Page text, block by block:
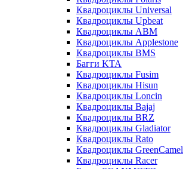
Квадроциклы Universal
Квадроциклы Upbeat
Квадроциклы ABM
Квадроциклы Applestone
Квадроциклы BMS
Багги KTA
Квадроциклы Fusim
Квадроциклы Hisun
Квадроциклы Loncin
Квадроциклы Bajaj
Квадроциклы BRZ
Квадроциклы Gladiator
Квадроциклы Rato
Квадроциклы GreenCamel
Квадроциклы Racer